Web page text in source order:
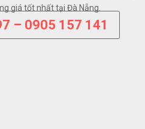
giá tốt nhất tại Đà Nẵng.
– 0905 157 141